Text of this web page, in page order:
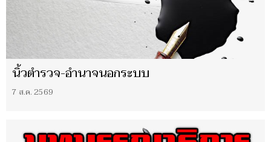
นิ้วตำรวจ-อำนาจนอกระบบ
7 ส.ค. 2569